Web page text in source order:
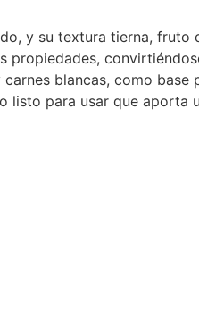
y su textura tierna, fruto
propiedades,
blancas, como base
listo para usar que aporta